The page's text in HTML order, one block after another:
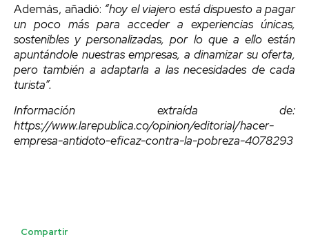
Además, añadió: “hoy el viajero está dispuesto a pagar
un poco más para acceder a experiencias únicas,
sostenibles y personalizadas, por lo que a ello están
apuntándole nuestras empresas, a dinamizar su oferta,
pero también a adaptarla a las necesidades de cada
turista”.
Información extraída de:
https://www.larepublica.co/opinion/editorial/hacer-
empresa-antidoto-eficaz-contra-la-pobreza-4078293
Compartir